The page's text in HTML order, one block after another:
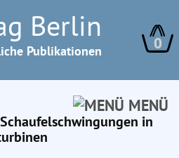
Berlin
Publikationen 0
MENÜ
in